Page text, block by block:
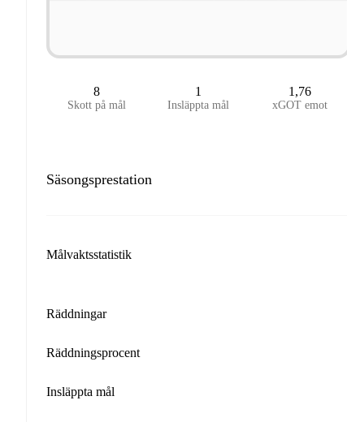
8
Skott på mål
1
Insläppta mål
1,76
xGOT emot
Säsongsprestation
Målvaktsstatistik
Räddningar
Räddningsprocent
Insläppta mål